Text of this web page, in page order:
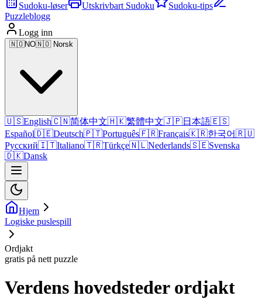
Sudoku-løser Utskrivbart Sudoku
Sudoku-tips
Puzzleblogg
Logg inn
🇳🇴NO🇳🇴 Norsk
🇺🇸English🇨🇳简体中文🇭🇰繁體中文🇯🇵日本語🇪🇸
Español🇩🇪Deutsch🇵🇹Português🇫🇷Français🇰🇷한국어🇷🇺
Русский🇮🇹Italiano🇹🇷Türkçe🇳🇱Nederlands🇸🇪Svenska
🇩🇰Dansk
Hjem
Logiske puslespill
Ordjakt
gratis på nett puzzle
Verdens hovedsteder ordjakt